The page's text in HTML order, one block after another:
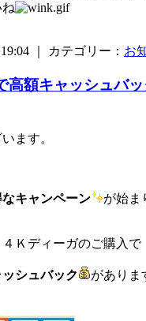
｜ カテゴリー： お
高額キャッシュバッ
ます。
キャンペーン が始ま
Ｋディーガのご購入で
シュバック がありま